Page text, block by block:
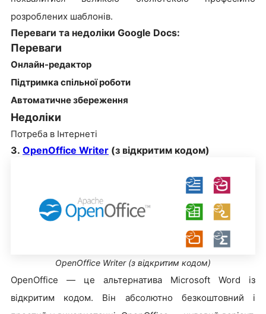
розроблених шаблонів.
Переваги та недоліки Google Docs:
Переваги
Онлайн-редактор
Підтримка спільної роботи
Автоматичне збереження
Недоліки
Потреба в Інтернеті
3. OpenOffice Writer (з відкритим кодом)
OpenOffice Writer (з відкритим кодом)
OpenOffice — це альтернатива Microsoft Word із
відкритим кодом. Він абсолютно безкоштовний і